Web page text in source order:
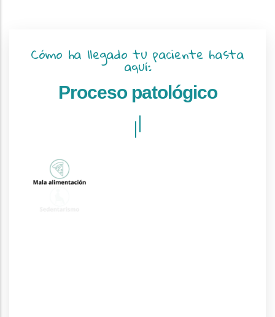
Cómo ha llegado tu paciente hasta
aquí:
Proceso patológico